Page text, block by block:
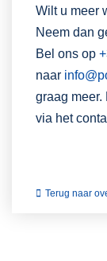
Wilt u meer
Neem dan
Bel ons op
naar
graag meer.
via het
Terug naar